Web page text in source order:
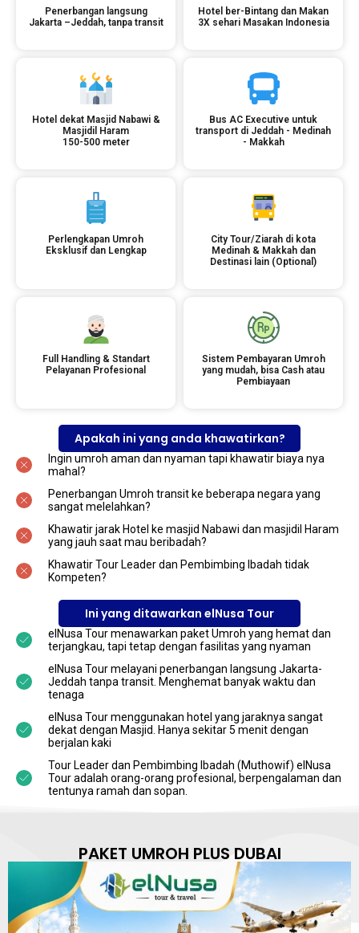
Penerbangan langsung
Jakarta –Jeddah, tanpa transit
Hotel ber-Bintang dan Makan
3X sehari Masakan Indonesia
Hotel dekat Masjid Nabawi &
Masjidil Haram
150-500 meter
Bus AC Executive untuk
transport di Jeddah - Medinah
- Makkah
Perlengkapan Umroh
Eksklusif dan Lengkap
City Tour/Ziarah di kota
Medinah & Makkah dan
Destinasi lain (Optional)
Full Handling & Standart
Pelayanan Profesional
Sistem Pembayaran Umroh
yang mudah, bisa Cash atau
Pembiayaan
Apakah ini yang anda khawatirkan?
Ingin umroh aman dan nyaman tapi khawatir biaya nya
mahal?
Penerbangan Umroh transit ke beberapa negara yang
sangat melelahkan?
Khawatir jarak Hotel ke masjid Nabawi dan masjidil Haram
yang jauh saat mau beribadah?
Khawatir Tour Leader dan Pembimbing Ibadah tidak
Kompeten?
Ini yang ditawarkan elNusa Tour
elNusa Tour menawarkan paket Umroh yang hemat dan
terjangkau, tapi tetap dengan fasilitas yang nyaman
elNusa Tour melayani penerbangan langsung Jakarta-
Jeddah tanpa transit. Menghemat banyak waktu dan
tenaga
elNusa Tour menggunakan hotel yang jaraknya sangat
dekat dengan Masjid. Hanya sekitar 5 menit dengan
berjalan kaki
Tour Leader dan Pembimbing Ibadah (Muthowif) elNusa
Tour adalah orang-orang profesional, berpengalaman dan
tentunya ramah dan sopan.
PAKET UMROH PLUS DUBAI